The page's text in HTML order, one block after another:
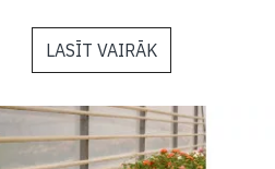
LASĪT VAIRĀK